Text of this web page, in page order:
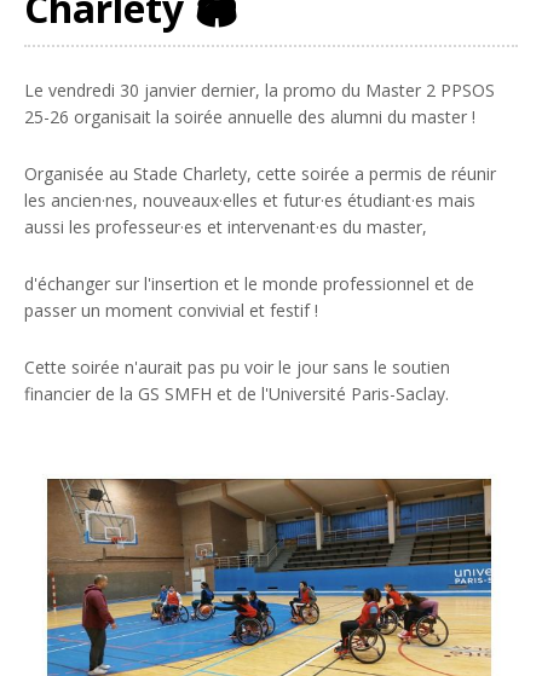
Le vendredi 30 janvier dernier, la promo du Master 2 PPSOS
25-26 organisait la soirée annuelle des alumni du master !
Organisée au Stade Charlety, cette soirée a permis de réunir
les ancien·nes, nouveaux·elles et futur·es étudiant·es mais
aussi les professeur·es et intervenant·es du master,
d'échanger sur l'insertion et le monde professionnel et de
passer un moment convivial et festif !
Cette soirée n'aurait pas pu voir le jour sans le soutien
financier de la GS SMFH et de l'Université Paris-Saclay.